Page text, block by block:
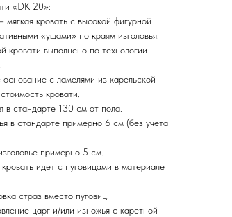
«DK 20»:
кровать с высокой фигурной
«ушами» по краям изголовья.
кровати выполнено по технологии
с ламелями из карельской
кровати.
в стандарте 130 см от пола.
в стандарте примерно 6 см (без учета
примерно 5 см.
идет с пуговицами в материале
страз вместо пуговиц.
царг и/или изножья с каретной